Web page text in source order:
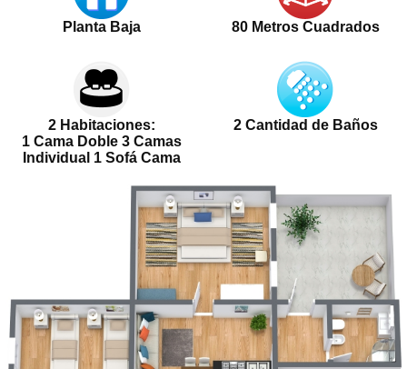
Planta Baja 80 Metros Cuadrados
2 Habitaciones:
1 Cama Doble 3 Camas
Individual 1 Sofá Cama
2 Cantidad de Baños